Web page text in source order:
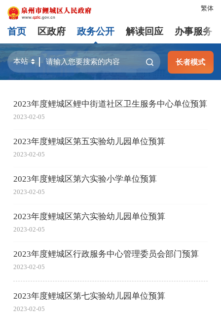
繁体
首页 区政府 政务公开 解读回应 办事服务
长者模式
2023年度鲤城区鲤中街道社区卫生服务中心单位预算
2023-02-05
2023年度鲤城区第五实验幼儿园单位预算
2023-02-05
2023年度鲤城区第六实验小学单位预算
2023-02-05
2023年度鲤城区第六实验幼儿园单位预算
2023-02-05
2023年度鲤城区行政服务中心管理委员会部门预算
2023-02-05
2023年度鲤城区第七实验幼儿园单位预算
2023-02-05